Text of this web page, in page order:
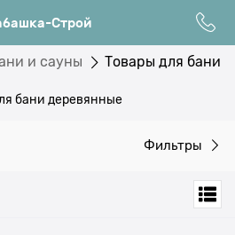
Строй
и сауны Товары для бани
бани деревянные
Фильтры